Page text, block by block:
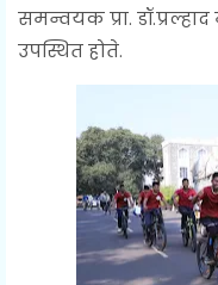
समन्वयक प्रा.
उपस्थित होते.